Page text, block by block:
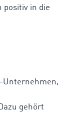
positiv in die
Unternehmen,
gehört